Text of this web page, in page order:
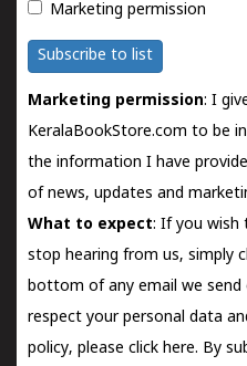
Marketing permission
Subscribe to list
Marketing permission: I
KeralaBookStore.com to be
the information I have
of news, updates and
What to expect: If you wish
stop hearing from us, simply
bottom of any email we send
respect your personal data
policy, please click here. By